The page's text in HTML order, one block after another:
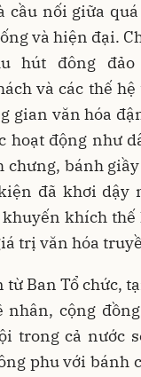
cầu nối giữa
và hiện đại.
hút đông
và các thế
gian văn hóa
hoạt động như
chưng, bánh
đã khơi dậy
khích
trị văn hóa
Ban Tổ chức,
nhân, cộng
trong cả nước
phu với bánh